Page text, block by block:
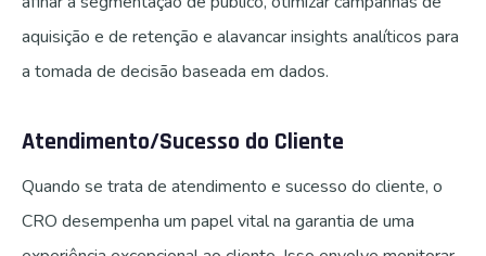
aquisição e de retenção e alavancar insights analíticos para
a tomada de decisão baseada em dados.
Atendimento/Sucesso do Cliente
Quando se trata de atendimento e sucesso do cliente, o
CRO desempenha um papel vital na garantia de uma